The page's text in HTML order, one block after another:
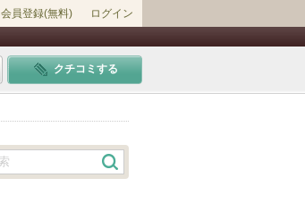
会員登録(無料) ログイン
クチコミする